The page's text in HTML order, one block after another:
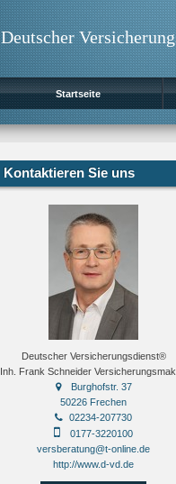
Deutscher
Startseite
Kontaktieren Sie uns
Deutscher Versicherungsdienst®
Inh. Frank Schneider
Burghofstr. 37
50226 Frechen
02234-207730
0177-3220100
versberatung@t-online.de
http://www.d-vd.de